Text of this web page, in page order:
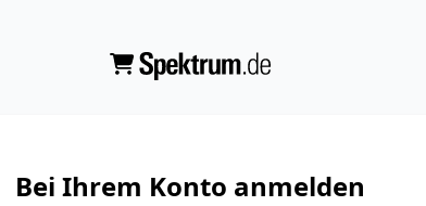
Bei Ihrem Konto anmelden